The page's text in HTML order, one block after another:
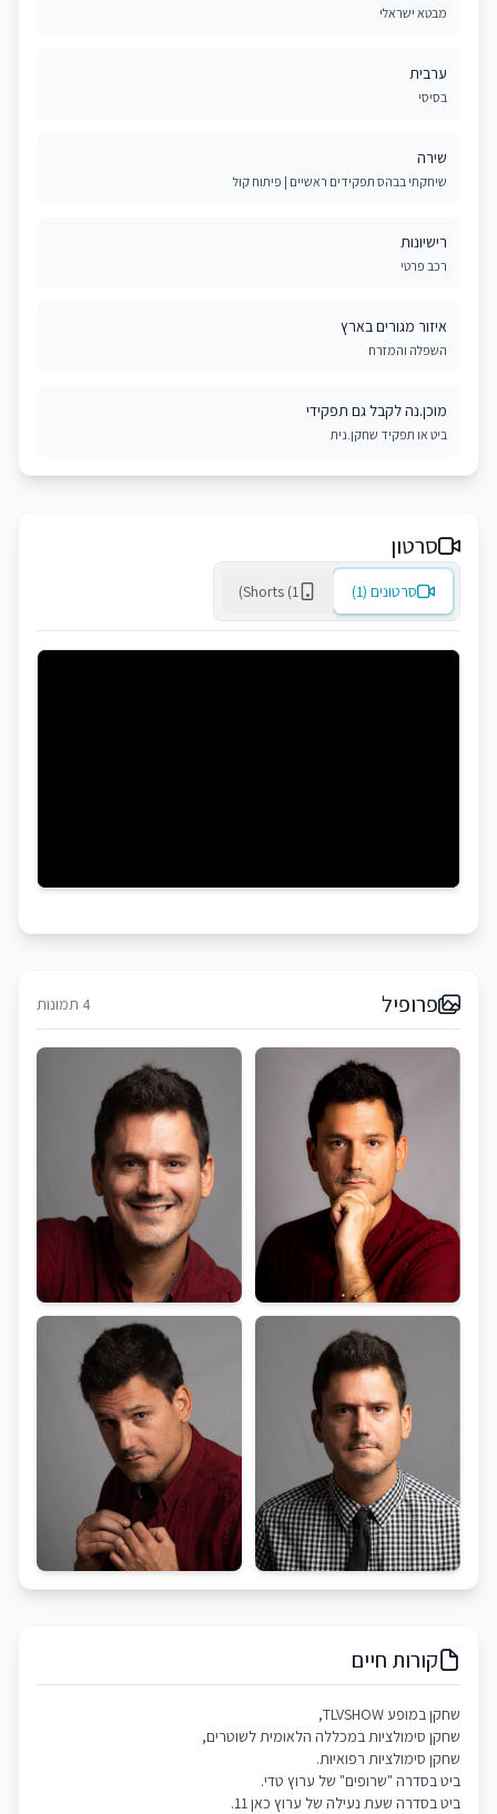
מבטא ישראלי
ערבית
בסיסי
שירה
שיחקתי בבהס תפקידים ראשיים | פיתוח קול
רישיונות
רכב פרטי
איזור מגורים בארץ
השפלה והמזרח
מוכן.נה לקבל גם תפקידי
ביט או תפקיד שחקן.נית
סרטון
סרטונים (1) Shorts (1)
פרופיל 4 תמונות
קורות חיים
שחקן במופע TLVSHOW,
שחקן סימולציות במכללה הלאומית לשוטרים,
שחקן סימולציות רפואיות.
ביט בסדרה "שרופים" של ערוץ טדי.
ביט בסדרה שעת נעילה של ערוץ כאן 11.